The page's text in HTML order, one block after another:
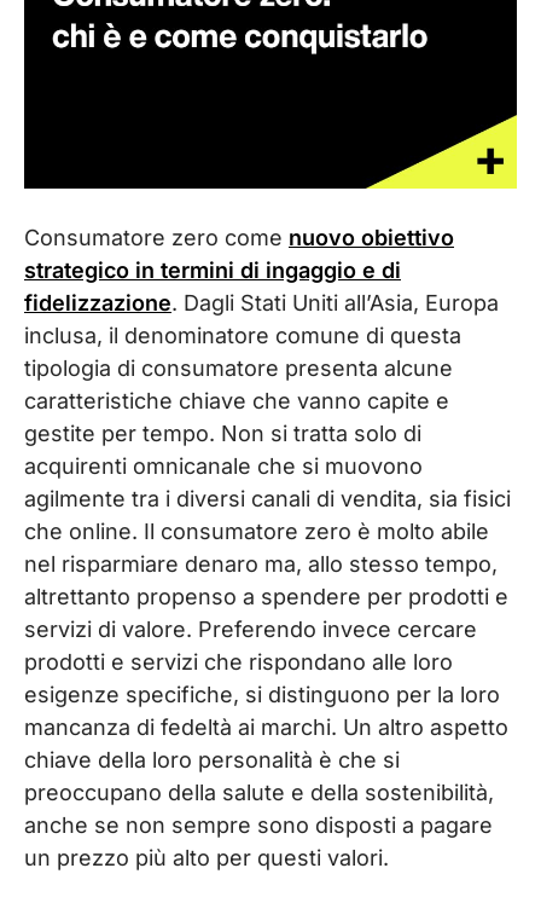
Consumatore zero come nuovo obiettivo
strategico in termini di ingaggio e di
fidelizzazione. Dagli Stati Uniti all’Asia, Europa
inclusa, il denominatore comune di questa
tipologia di consumatore presenta alcune
caratteristiche chiave che vanno capite e
gestite per tempo. Non si tratta solo di
acquirenti omnicanale che si muovono
agilmente tra i diversi canali di vendita, sia fisici
che online. Il consumatore zero è molto abile
nel risparmiare denaro ma, allo stesso tempo,
altrettanto propenso a spendere per prodotti e
servizi di valore. Preferendo invece cercare
prodotti e servizi che rispondano alle loro
esigenze specifiche, si distinguono per la loro
mancanza di fedeltà ai marchi. Un altro aspetto
chiave della loro personalità è che si
preoccupano della salute e della sostenibilità,
anche se non sempre sono disposti a pagare
un prezzo più alto per questi valori.